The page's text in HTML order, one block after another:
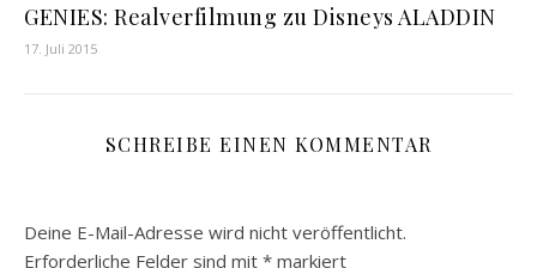
GENIES: Realverfilmung zu Disneys ALADDIN
17. Juli 2015
SCHREIBE EINEN KOMMENTAR
Deine E-Mail-Adresse wird nicht veröffentlicht.
Erforderliche Felder sind mit * markiert